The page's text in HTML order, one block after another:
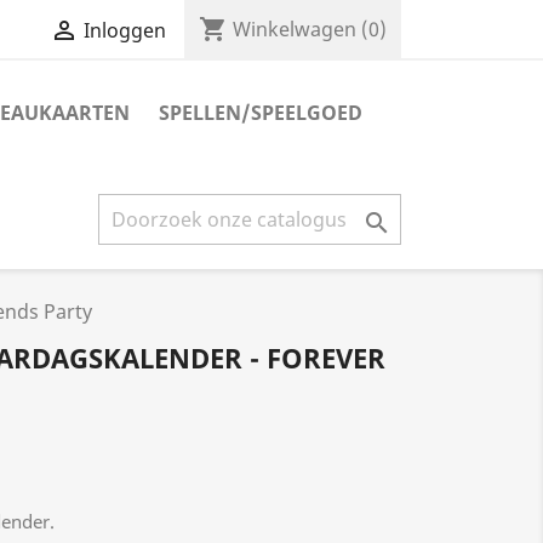
 Inloggen shopping_cart Winkelwagen (0)
SPELLEN/SPEELGOED

Party
- FOREVER